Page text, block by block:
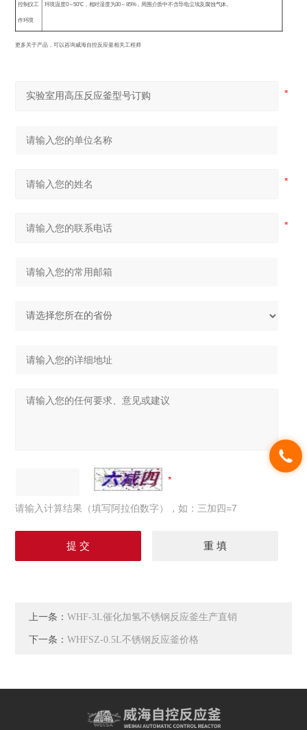
控制仪工
作环境
环境温度0～50℃ ，相对湿度为30 ～85%，周围介质中不含导电尘埃及腐蚀气体。
更多关于产品，可以咨询威海自控反应釜相关工程师
请输入计算结果（填写阿拉伯数字），如：三加四=7
上一条：WHF-3L催化加氢不锈钢反应釜生产直销
下一条：WHFSZ-0.5L不锈钢反应釜价格